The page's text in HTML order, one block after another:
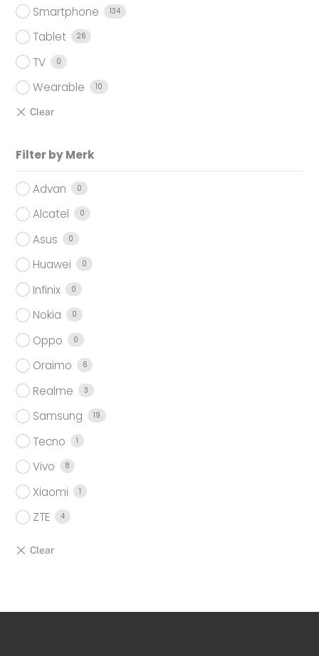
Smartphone 134
Tablet 26
TV 0
Wearable 10
Filter by Merk
Advan 0
Alcatel 0
Asus 0
Huawei 0
Infinix 0
Nokia 0
Oppo 0
Oraimo 6
Realme 3
Samsung 19
Tecno 1
Vivo 8
Xiaomi 1
ZTE 4